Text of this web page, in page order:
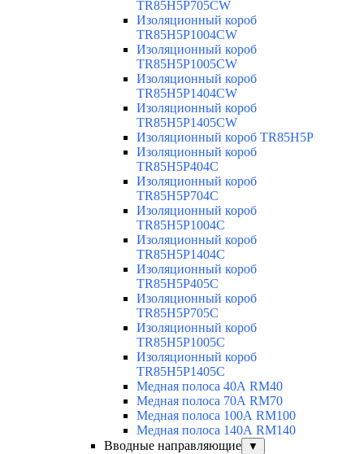
TR85H5P705CW
Изоляционный короб
TR85H5P1004CW
Изоляционный короб
TR85H5P1005CW
Изоляционный короб
TR85H5P1404CW
Изоляционный короб
TR85H5P1405CW
Изоляционный короб TR85H5P
Изоляционный короб
TR85H5P404C
Изоляционный короб
TR85H5P704C
Изоляционный короб
TR85H5P1004C
Изоляционный короб
TR85H5P1404C
Изоляционный короб
TR85H5P405C
Изоляционный короб
TR85H5P705C
Изоляционный короб
TR85H5P1005C
Изоляционный короб
TR85H5P1405C
Медная полоса 40А RM40
Медная полоса 70А RM70
Медная полоса 100А RM100
Медная полоса 140А RM140
Вводные направляющие
▼